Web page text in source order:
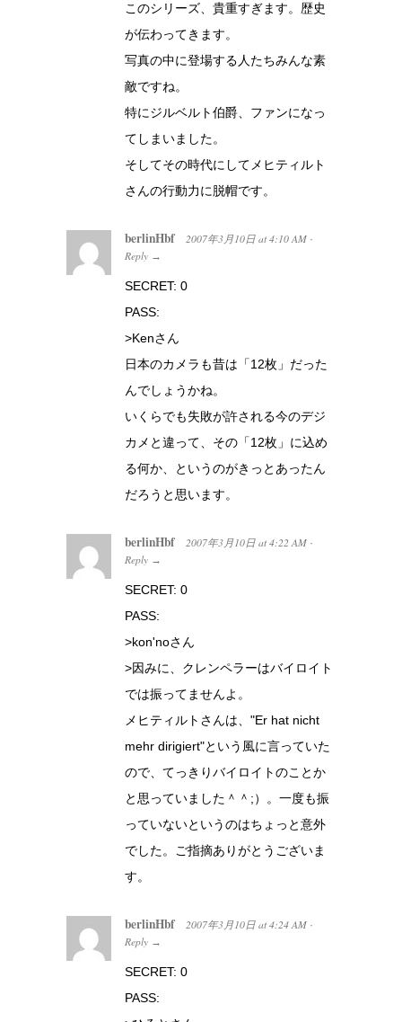
このシリーズ、貴重すぎます。歴史
が伝わってきます。
写真の中に登場する人たちみんな素
敵ですね。
特にジルベルト伯爵、ファンになっ
てしまいました。
そしてその時代にしてメヒティルト
さんの行動力に脱帽です。
berlinHbf 2007年3月10日 at 4:10 AM ·
Reply →
SECRET: 0
PASS:
>Kenさん
日本のカメラも昔は「12枚」だった
んでしょうかね。
いくらでも失敗が許される今のデジ
カメと違って、その「12枚」に込め
る何か、というのがきっとあったん
だろうと思います。
berlinHbf 2007年3月10日 at 4:22 AM ·
Reply →
SECRET: 0
PASS:
>kon'noさん
>因みに、クレンペラーはバイロイト
では振ってませんよ。
メヒティルトさんは、"Er hat nicht
mehr dirigiert"という風に言っていた
ので、てっきりバイロイトのことか
と思っていました＾＾;）。一度も振
っていないというのはちょっと意外
でした。ご指摘ありがとうございま
す。
berlinHbf 2007年3月10日 at 4:24 AM ·
Reply →
SECRET: 0
PASS: